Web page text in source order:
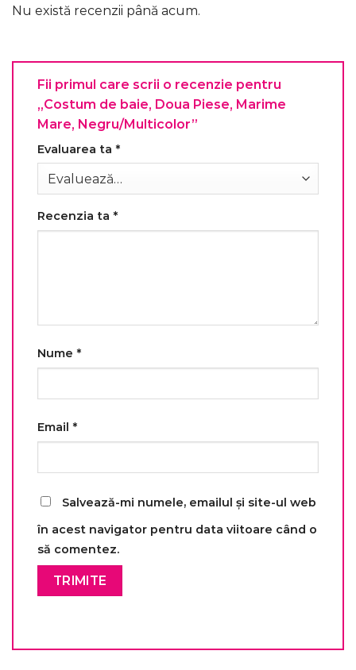
Nu există recenzii până acum.
Fii primul care scrii o recenzie pentru
„Costum de baie, Doua Piese, Marime
Mare, Negru/Multicolor”
Evaluarea ta *
Recenzia ta *
Nume *
Email *
Salvează-mi numele, emailul și site-ul web
în acest navigator pentru data viitoare când o
să comentez.